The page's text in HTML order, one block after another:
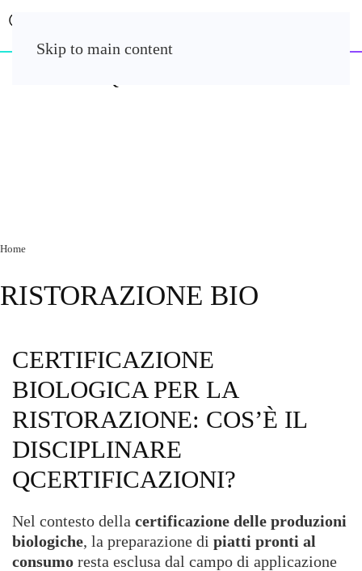
Skip to main content
Home
RISTORAZIONE BIO
CERTIFICAZIONE
BIOLOGICA PER LA
RISTORAZIONE: COS’È IL
DISCIPLINARE
QCERTIFICAZIONI?
Nel contesto della certificazione delle produzioni
biologiche, la preparazione di piatti pronti al
consumo resta esclusa dal campo di applicazione